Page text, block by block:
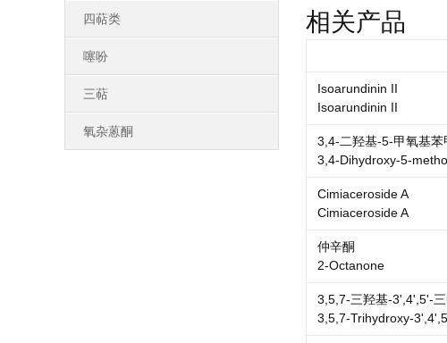
四萜类
噻吩
三萜
氧杂蒽酮
相关产品
Isoarundinin II
Isoarundinin II
3,4-二羟基-5-甲氧基苯
3,4-Dihydroxy-5-
Cimiaceroside A
Cimiaceroside A
仲辛酮
2-Octanone
3,5,7-三羟基-3',4',5'-
3,5,7-Trihydroxy-